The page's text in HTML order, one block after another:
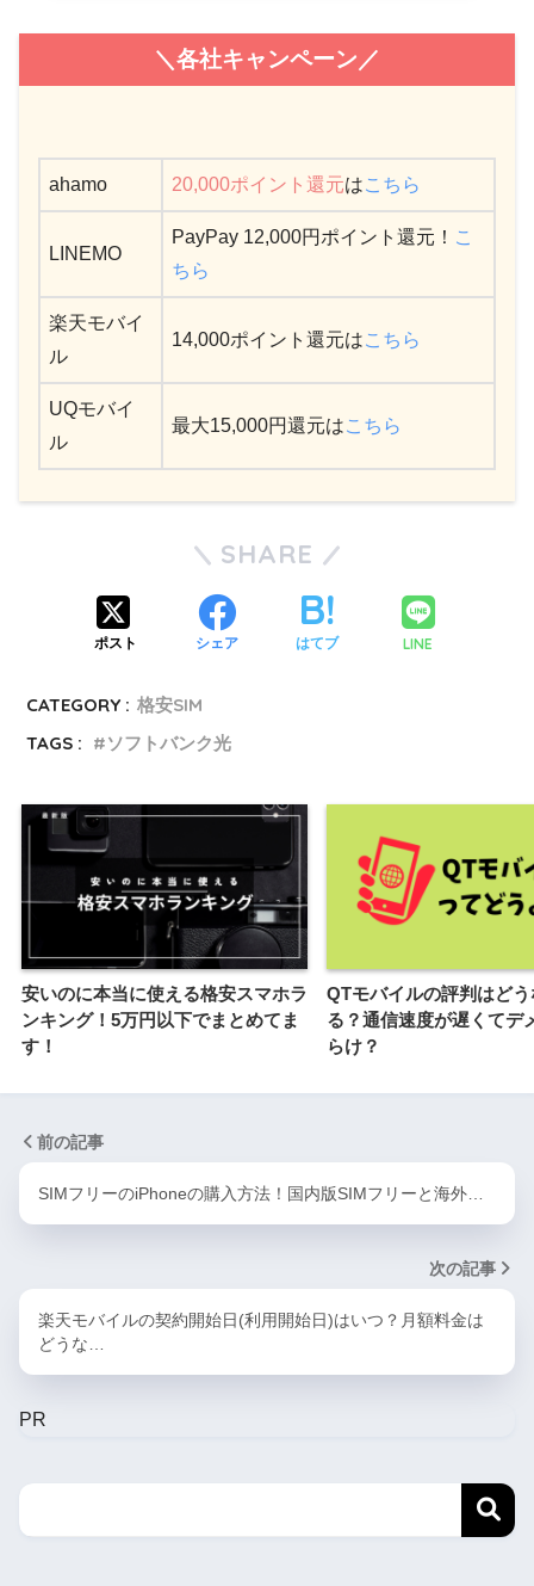
＼各社キャンペーン／
ahamo 20,000ポイント還元はこちら
LINEMO
PayPay 12,000円ポイント還元！ こ
ちら
楽天モバイ
ル
14,000ポイント還元はこちら
UQモバイ
ル
最大15,000円還元はこちら
SHARE
ポスト シェア はてブ LINE
CATEGORY : 格安SIM
TAGS :
ソフトバンク光
安いのに本当に使える格安スマホラ
ンキング！5万円以下でまとめてま
す！
QTモバイルの評判はど
る？通信速度が遅くてデ
らけ？
前の記事
SIMフリーのiPhoneの購入方法！国内版SIMフリーと海外…
次の記事
楽天モバイルの契約開始日(利用開始日)はいつ？月額料金は
どうな…
PR